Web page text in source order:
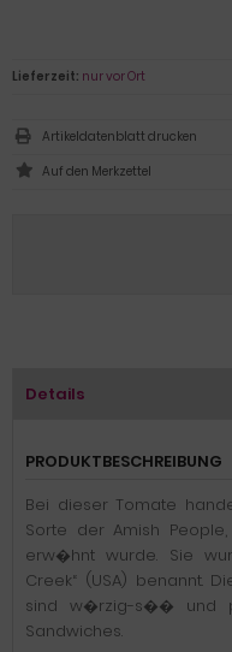
Lieferzeit: nur vor Ort
Artikeldatenblatt drucken
Details
PRODUKTBESCHREIBUNG
Bei dieser Tomate
Sorte der Amish
erw�hnt wurde. Sie
Creek“ (USA) benannt.
sind w�rzig-s�� und
Sandwiches.